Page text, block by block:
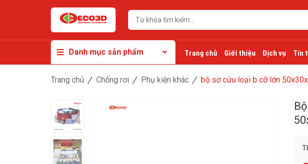
Danh mục sản phẩm Trang chủ Giới thiệu Dịch vụ Tin
Trang chủ Chống rơi Phụ kiện khác bộ sơ cứu loại b cỡ lớn